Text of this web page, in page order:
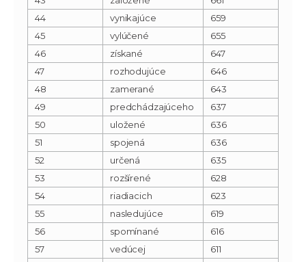
44
vynikajúce
659
45
vylúčené
655
46
získané
647
47
rozhodujúce
646
48
zamerané
643
49
predchádzajúceho
637
50
uložené
636
51
spojená
636
52
určená
635
53
rozšírené
628
54
riadiacich
623
55
nasledujúce
619
56
spomínané
616
57
vedúcej
611